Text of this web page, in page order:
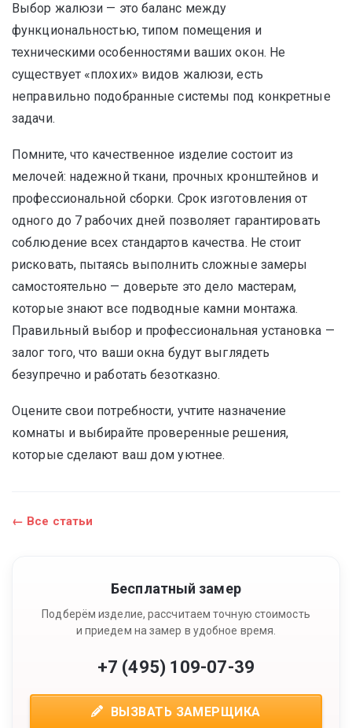
Выбор жалюзи — это баланс между
функциональностью, типом помещения и
техническими особенностями ваших окон. Не
существует «плохих» видов жалюзи, есть
неправильно подобранные системы под конкретные
задачи.
Помните, что качественное изделие состоит из
мелочей: надежной ткани, прочных кронштейнов и
профессиональной сборки. Срок изготовления от
одного до 7 рабочих дней позволяет гарантировать
соблюдение всех стандартов качества. Не стоит
рисковать, пытаясь выполнить сложные замеры
самостоятельно — доверьте это дело мастерам,
которые знают все подводные камни монтажа.
Правильный выбор и профессиональная установка —
залог того, что ваши окна будут выглядеть
безупречно и работать безотказно.
Оцените свои потребности, учтите назначение
комнаты и выбирайте проверенные решения,
которые сделают ваш дом уютнее.
← Все статьи
Бесплатный замер
Подберём изделие, рассчитаем точную стоимость
и приедем на замер в удобное время.
+7 (495) 109-07-39
ВЫЗВАТЬ ЗАМЕРЩИКА